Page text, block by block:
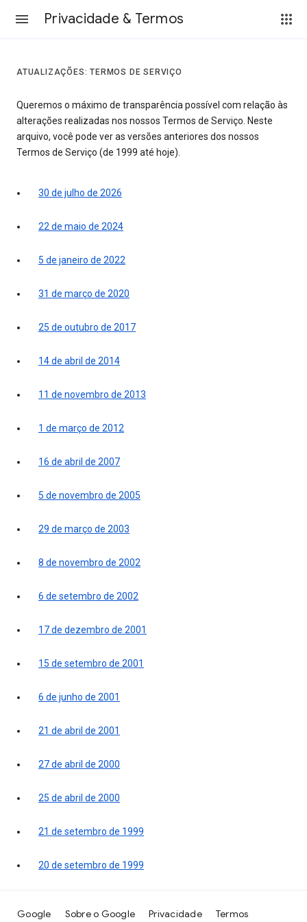
Privacidade & Termos
ATUALIZAÇÕES: TERMOS DE SERVIÇO
Queremos o máximo de transparência possível com relação às
alterações realizadas nos nossos Termos de Serviço. Neste
arquivo, você pode ver as versões anteriores dos nossos
Termos de Serviço (de 1999 até hoje).
30 de julho de 2026
22 de maio de 2024
5 de janeiro de 2022
31 de março de 2020
25 de outubro de 2017
14 de abril de 2014
11 de novembro de 2013
1 de março de 2012
16 de abril de 2007
5 de novembro de 2005
29 de março de 2003
8 de novembro de 2002
6 de setembro de 2002
17 de dezembro de 2001
15 de setembro de 2001
6 de junho de 2001
21 de abril de 2001
27 de abril de 2000
25 de abril de 2000
21 de setembro de 1999
20 de setembro de 1999
Google Sobre o Google Privacidade Termos